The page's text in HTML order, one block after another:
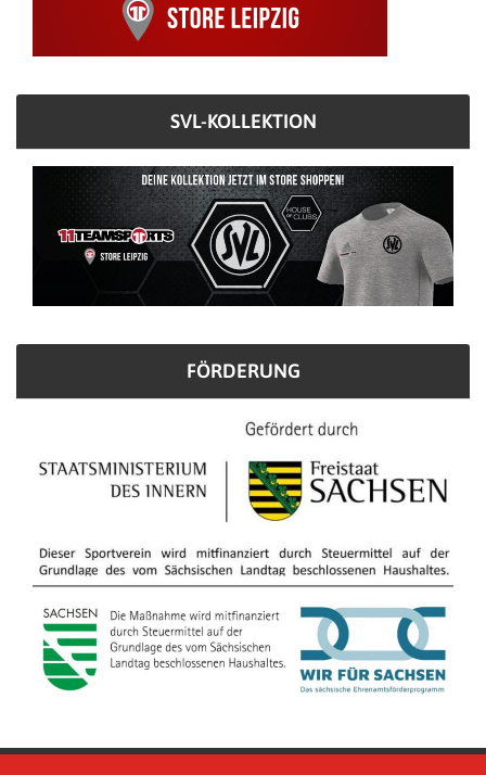
SVL-KOLLEKTION
FÖRDERUNG